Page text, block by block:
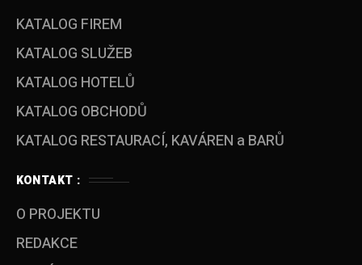
KATALOG FIREM
KATALOG SLUŽEB
KATALOG HOTELŮ
KATALOG OBCHODŮ
KATALOG RESTAURACÍ, KAVÁREN a BARŮ
KONTAKT :
O PROJEKTU
REDAKCE